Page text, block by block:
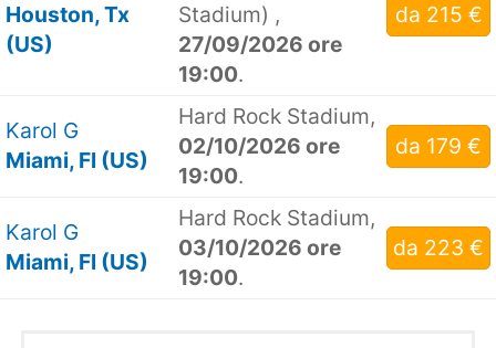
Houston, Tx
(US)
Stadium) ,
27/09/2026 ore
19:00.
da 215 €
Karol G
Miami, Fl (US)
Hard Rock Stadium,
02/10/2026 ore
19:00.
da 179 €
Karol G
Miami, Fl (US)
Hard Rock Stadium,
03/10/2026 ore
19:00.
da 223 €